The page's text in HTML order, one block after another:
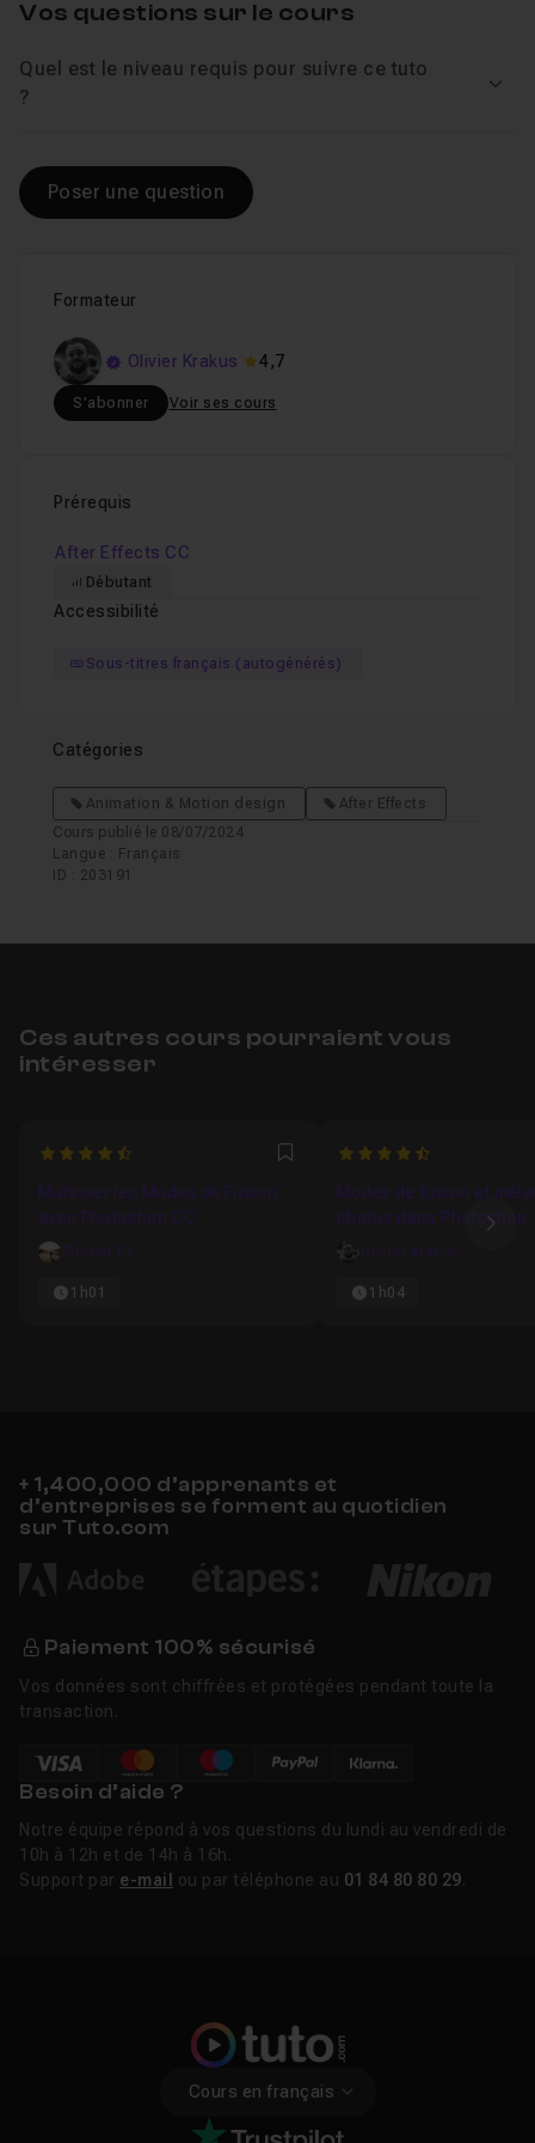
Table des matières
Les modes de fusion d'After Effects
Formateur
Olivier Krakus 4,7
S'abonner Voir ses cours
Prérequis
After Effects CC
Débutant
Accessibilité
Sous-titres français (autogénérés)
Catégories
Animation & Motion design
After Effects
Cours publié le 08/07/2024
Langue : Français
ID : 203191
Vos questions sur le cours
Quel est le niveau requis pour suivre ce tuto
?
Poser une question
Ces autres cours pourraient vous
intéresser
4.4 Favori
Maîtriser les Modes de Fusion
avec Photoshop CC
Florent Cs
1h01
4.8333333333333
Modes de fusion et
photos dans Photoshop
Olivier Krakus
1h04
+ 1,400,000 d’apprenants et
d’entreprises se forment au quotidien
sur Tuto.com
Paiement 100% sécurisé
Vos données sont chiffrées et protégées pendant toute la
transaction.
Besoin d’aide ?
Notre équipe répond à vos questions du lundi au vendredi de
10h à 12h et de 14h à 16h.
Support par e-mail ou par téléphone au 01 84 80 80 29
Cours en français